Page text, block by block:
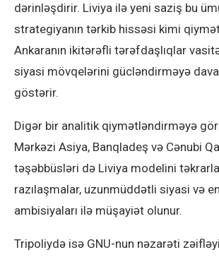
dərinləşdirir. Liviya ilə yeni saziş bu
strategiyanın tərkib hissəsi kimi
Ankaranın ikitərəfli tərəfdaşlıqlar
siyasi mövqelərini gücləndirməyə
göstərir.
Digər bir analitik qiymətləndirməyə
Mərkəzi Asiya, Banqladeş və Cənubi
təşəbbüsləri də Liviya modelini
razılaşmalar, uzunmüddətli siyasi və
ambisiyaları ilə müşayiət olunur.
Tripoliydə isə GNU-nun nəzarəti